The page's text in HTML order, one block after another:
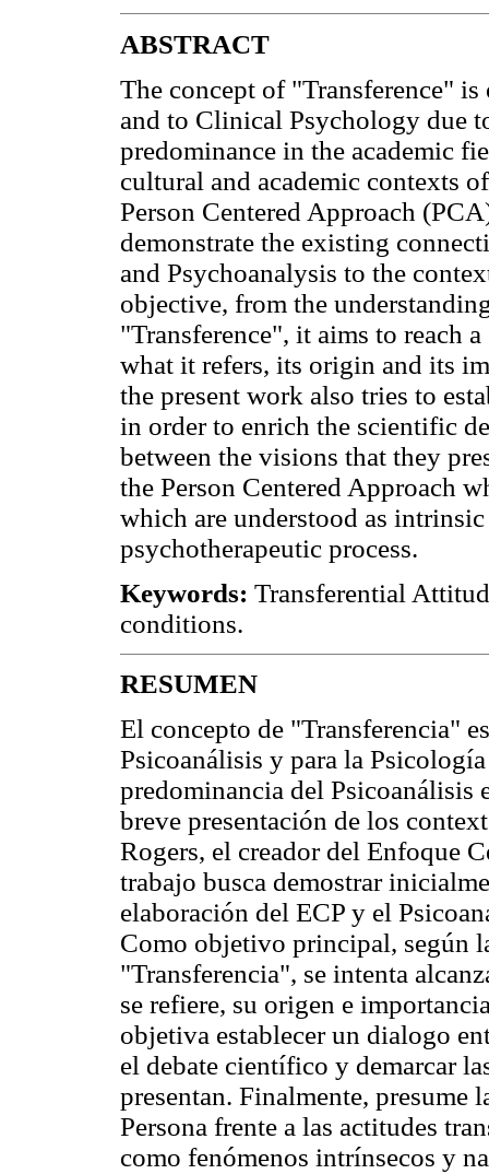
ABSTRACT
The concept of "Transference"
and to Clinical Psychology due
predominance in the academic
cultural and academic contexts
Person Centered Approach
demonstrate the existing
and Psychoanalysis to the
objective, from the
"Transference", it aims to reach
what it refers, its origin and its
the present work also tries to
in order to enrich the scientific
between the visions that they
the Person Centered Approach
which are understood as
psychotherapeutic process.
Keywords: Transferential
conditions.
RESUMEN
El concepto de "Transferencia"
Psicoanálisis y para la
predominancia del Psicoanálisis
breve presentación de los
Rogers, el creador del Enfoque
trabajo busca demostrar
elaboración del ECP y el
Como objetivo principal, según
"Transferencia", se intenta
se refiere, su origen e
objetiva establecer un dialogo
el debate científico y demarcar
presentan. Finalmente, presume
Persona frente a las actitudes
como fenómenos intrínsecos y